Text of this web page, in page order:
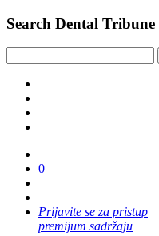
Search Dental Tribune
0
Prijavite se za pristup
premijum sadržaju